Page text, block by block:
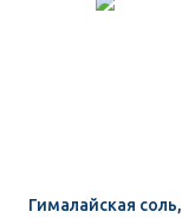
Гималайская соль,